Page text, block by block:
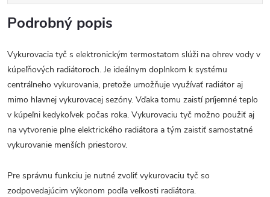
Podrobný popis
Vykurovacia tyč s elektronickým termostatom slúži na ohrev vody v
kúpeľňových radiátoroch. Je ideálnym doplnkom k systému
centrálneho vykurovania, pretože umožňuje využívať radiátor aj
mimo hlavnej vykurovacej sezóny. Vďaka tomu zaistí príjemné teplo
v kúpeľni kedykoľvek počas roka. Vykurovaciu tyč možno použiť aj
na vytvorenie plne elektrického radiátora a tým zaistiť samostatné
vykurovanie menších priestorov.
Pre správnu funkciu je nutné zvoliť vykurovaciu tyč so
zodpovedajúcim výkonom podľa veľkosti radiátora.